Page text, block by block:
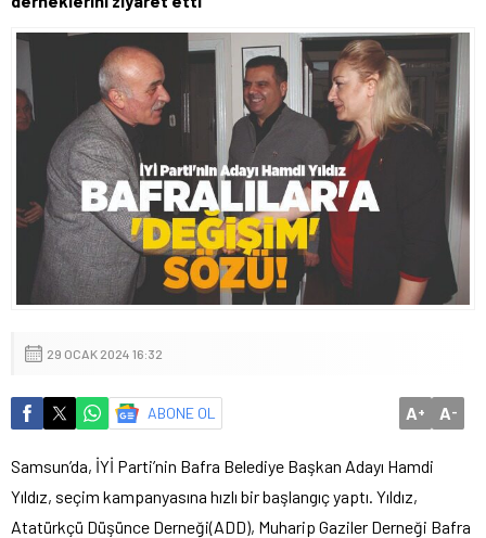
29 OCAK 2024 16:32
ABONE OL A+ A-
Samsun’da, İYİ Parti’nin Bafra Belediye Başkan Adayı Hamdi
Yıldız, seçim kampanyasına hızlı bir başlangıç yaptı. Yıldız,
Atatürkçü Düşünce Derneği(ADD), Muharip Gaziler Derneği Bafra